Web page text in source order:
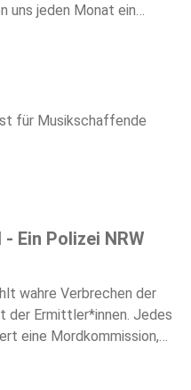
Modernisierung von
uns jeden Monat ein
für Musikschaffende
Ein Polizei NRW
wahre Verbrechen der
der Ermittler*innen. Jedes
eine Mordkommission,
und Ermittler berichten in